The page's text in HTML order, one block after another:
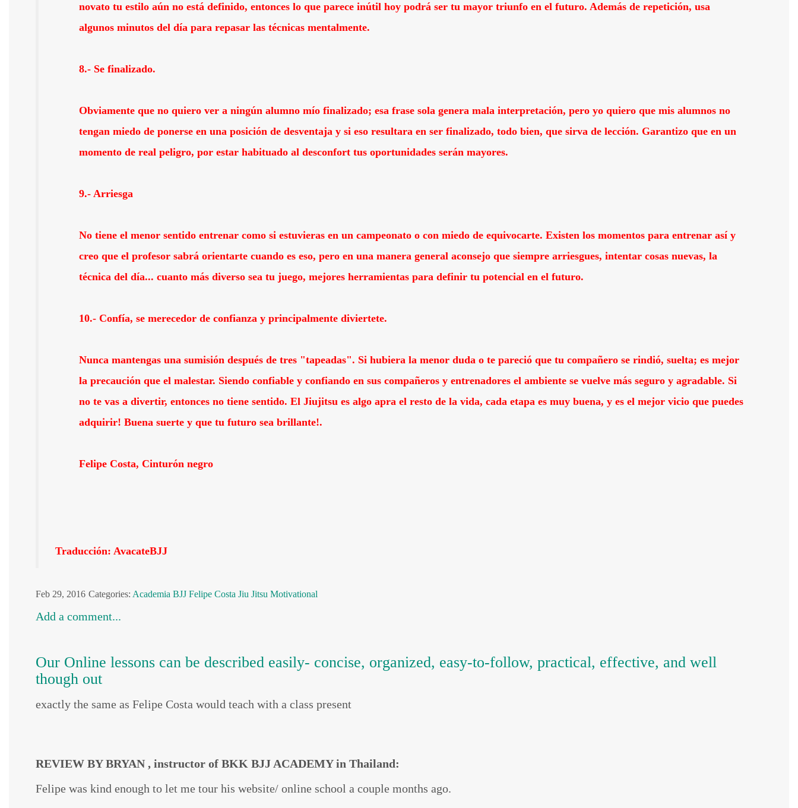
novato tu estilo aún no está definido, entonces lo que parece inútil hoy podrá ser tu mayor triunfo en el futuro. Además de repetición, usa
algunos minutos del día para repasar las técnicas mentalmente.
8.- Se finalizado.
Obviamente que no quiero ver a ningún alumno mío finalizado; esa frase sola genera mala interpretación, pero yo quiero que mis alumnos no
tengan miedo de ponerse en una posición de desventaja y si eso resultara en ser finalizado, todo bien, que sirva de lección. Garantizo que en un
momento de real peligro, por estar habituado al desconfort tus oportunidades serán mayores.
9.- Arriesga
No tiene el menor sentido entrenar como si estuvieras en un campeonato o con miedo de equivocarte. Existen los momentos para entrenar así y
creo que el profesor sabrá orientarte cuando es eso, pero en una manera general aconsejo que siempre arriesgues, intentar cosas nuevas, la
técnica del día... cuanto más diverso sea tu juego, mejores herramientas para definir tu potencial en el futuro.
10.- Confía, se merecedor de confianza y principalmente diviertete.
Nunca mantengas una sumisión después de tres "tapeadas". Si hubiera la menor duda o te pareció que tu compañero se rindió, suelta; es mejor
la precaución que el malestar. Siendo confiable y confiando en sus compañeros y entrenadores el ambiente se vuelve más seguro y agradable. Si
no te vas a divertir, entonces no tiene sentido. El Jiujitsu es algo apra el resto de la vida, cada etapa es muy buena, y es el mejor vicio que puedes
adquirir! Buena suerte y que tu futuro sea brillante!.
Felipe Costa, Cinturón negro
Traducción: AvacateBJJ
Feb 29, 2016 Categories: Academia BJJ Felipe Costa Jiu Jitsu Motivational
Add a comment...
Our Online lessons can be described easily- concise, organized, easy-to-follow, practical, effective, and well
though out
exactly the same as Felipe Costa would teach with a class present
REVIEW BY BRYAN , instructor of BKK BJJ ACADEMY in Thailand:
Felipe was kind enough to let me tour his website/ online school a couple months ago.